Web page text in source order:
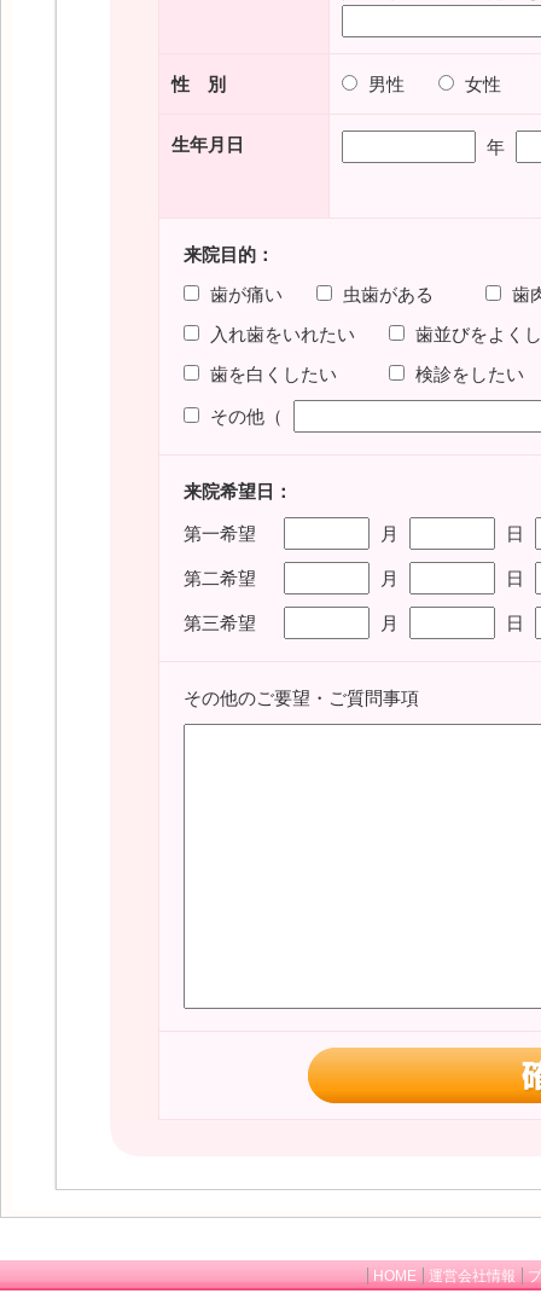
性 別 男性 女性
生年月日 年
来院目的：
歯が痛い
虫歯がある
歯
入れ歯をいれたい
歯並びをよく
歯を白くしたい
検診をしたい
その他（
来院希望日：
第一希望 月 日
第二希望 月 日
第三希望 月 日
その他のご要望・ご質問事項
HOME 運営会社情報